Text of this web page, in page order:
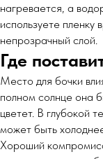
нагревается, а
используете пленку
непрозрачный слой.
Где
Место для бочки
полном солнце она
цветет. В глубокой
может быть
Хороший